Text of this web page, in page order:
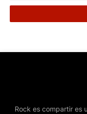
Rock es compartir es